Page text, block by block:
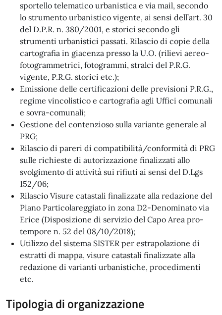
sportello telematico urbanistica e via mail, secondo
lo strumento urbanistico vigente, ai sensi dell’art. 30
del D.P.R. n. 380/2001, e storici secondo gli
strumenti urbanistici passati. Rilascio di copie della
cartografia in giacenza presso la U.O. (rilievi aereo-
fotogrammetrici, fotogrammi, stralci del P.R.G.
vigente, P.R.G. storici etc.);
Emissione delle certificazioni delle previsioni P.R.G.,
regime vincolistico e cartografia agli Uffici comunali
e sovra-comunali;
Gestione del contenzioso sulla variante generale al
PRG;
Rilascio di pareri di compatibilità/conformità di PRG
sulle richieste di autorizzazione finalizzati allo
svolgimento di attività sui rifiuti ai sensi del D.Lgs
152/06;
Rilascio Visure catastali finalizzate alla redazione del
Piano Particolareggiato in zona D2-Denominato via
Erice (Disposizione di servizio del Capo Area pro-
tempore n. 52 del 08/10/2018);
Utilizzo del sistema SISTER per estrapolazione di
estratti di mappa, visure catastali finalizzate alla
redazione di varianti urbanistiche, procedimenti
etc.
Tipologia di organizzazione